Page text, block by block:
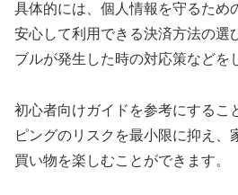
具体的には、個人情報を守るため
安心して利用できる決済方法の選
ブルが発生した時の対応策などを
初心者向けガイドを参考にするこ
ピングのリスクを最小限に抑え、
買い物を楽しむことができます。